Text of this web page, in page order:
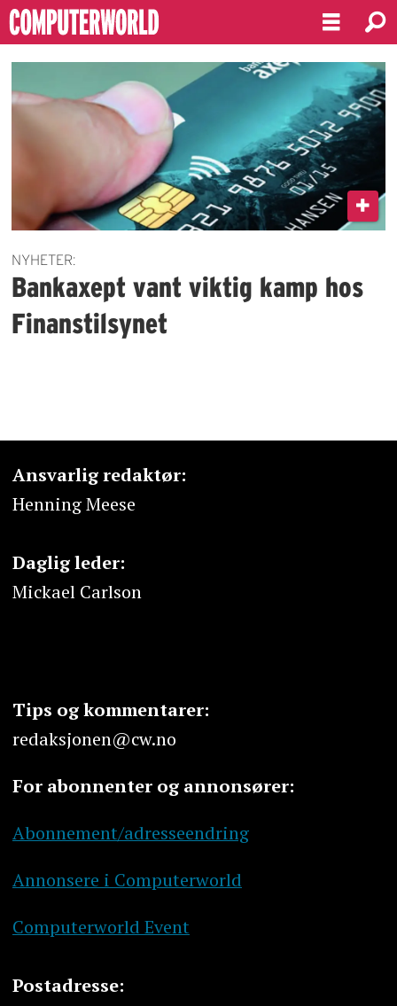
Emne:
betalingsinfrastruktur
NYHETER:
Bankaxept vant viktig kamp hos
Finanstilsynet
Ansvarlig redaktør:
Henning Meese
Daglig leder:
Mickael Carlson
Tips og kommentarer:
redaksjonen@cw.no
For abonnenter og annonsører:
Abonnement/adresseendring
Annonsere i Computerworld
Computerworld Event
Postadresse: